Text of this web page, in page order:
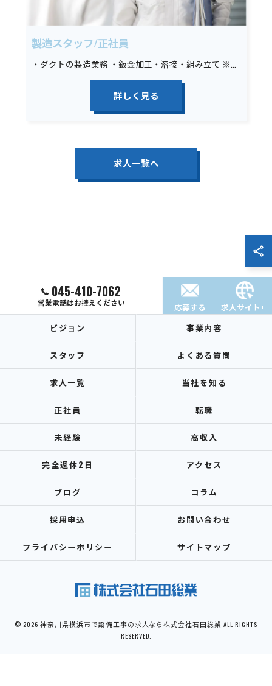
製造スタッフ/正社員
・ダクトの製造業務 ・鈑金加工・溶接・組み立て ※未経験の場合は墨出し、材料運搬、その他簡単な手元作業から始めていただきます。
詳しく見る
求人一覧へ
045-410-7062
営業電話はお控えください 応募する 求人サイト
ビジョン 事業内容
スタッフ よくある質問
求人一覧 当社を知る
正社員 転職
未経験 高収入
完全週休2日 アクセス
ブログ コラム
採用申込 お問い合わせ
プライバシーポリシー サイトマップ
© 2026 神奈川県横浜市で設備工事の求人なら株式会社石田総業 ALL RIGHTS
RESERVED.